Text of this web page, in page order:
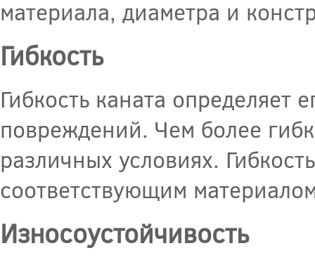
материала, диаметра и
Гибкость
Гибкость каната определяет
повреждений. Чем более
различных условиях.
соответствующим
Износоустойчивость